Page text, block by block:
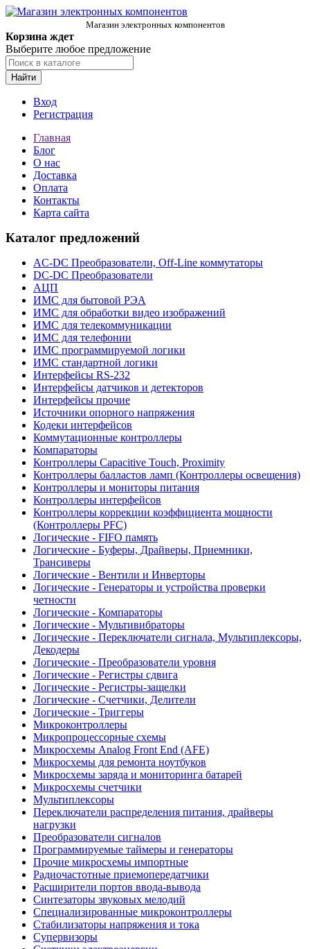
Магазин электронных компонентов
Корзина ждет
Выберите любое предложение
Найти
Вход
Регистрация
Главная
Блог
О нас
Доставка
Оплата
Контакты
Карта сайта
Каталог предложений
AC-DC Преобразователи, Off-Line коммутаторы
DC-DC Преобразователи
АЦП
ИМС для бытовой РЭА
ИМС для обработки видео изображений
ИМС для телекоммуникации
ИМС для телефонии
ИМС программируемой логики
ИМС стандартной логики
Интерфейсы RS-232
Интерфейсы датчиков и детекторов
Интерфейсы прочие
Источники опорного напряжения
Кодеки интерфейсов
Коммутационные контроллеры
Компараторы
Контроллеры Capacitive Touch, Proximity
Контроллеры балластов ламп (Контроллеры освещения)
Контроллеры и мониторы питания
Контроллеры интерфейсов
Контроллеры коррекции коэффициента мощности
(Контроллеры PFC)
Логические - FIFO память
Логические - Буферы, Драйверы, Приемники,
Трансиверы
Логические - Вентили и Инверторы
Логические - Генераторы и устройства проверки
четности
Логические - Компараторы
Логические - Мультивибраторы
Логические - Переключатели сигнала, Мультиплексоры,
Декодеры
Логические - Преобразователи уровня
Логические - Регистры сдвига
Логические - Регистры-защелки
Логические - Счетчики, Делители
Логические - Триггеры
Микроконтроллеры
Микропроцессорные схемы
Микросхемы Analog Front End (AFE)
Микросхемы для ремонта ноутбуков
Микросхемы заряда и мониторинга батарей
Микросхемы счетчики
Мультиплексоры
Переключатели распределения питания, драйверы
нагрузки
Преобразователи сигналов
Программируемые таймеры и генераторы
Прочие микросхемы импортные
Радиочастотные приемопередатчики
Расширители портов ввода-вывода
Синтезаторы звуковых мелодий
Специализированные микроконтроллеры
Стабилизаторы напряжения и тока
Супервизоры